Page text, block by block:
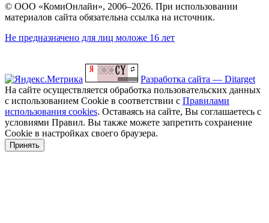
© ООО «КомиОнлайн», 2006–2026. При использовании
материалов сайта обязательна ссылка на источник.
Не предназначено для лиц моложе 16 лет
Разработка сайта — Ditarget
На сайте осуществляется обработка пользовательских данных
с использованием Cookie в соответствии с Правилами
использования cookies. Оставаясь на сайте, Вы соглашаетесь с
условиями Правил. Вы также можете запретить сохранение
Cookie в настройках своего браузера.
Принять